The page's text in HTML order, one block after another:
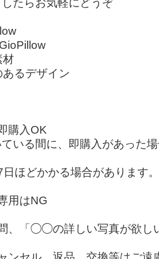
たらお気軽にどうぞ
材
るデザイン
購入OK
いる間に、即購入があった
ほどかかる場合があります。
用はNG
、「◯◯の詳しい写真が欲し